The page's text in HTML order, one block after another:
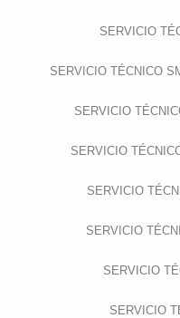
SERVICIO
SERVICIO TÉCNICO
SERVICIO
SERVICIO
SERVICIO
SERVICIO
SERVICIO
SERVICIO